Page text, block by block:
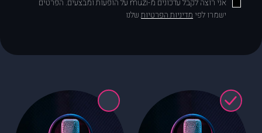
אני רוצה לקבל עדכונים מ-muzi על הופעות ומבצעים. הפרטים
ישמרו לפימדיניות הפרטיותשלנו